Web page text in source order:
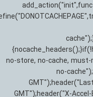
no-store, no-cache,
no-
GMT");header("X-